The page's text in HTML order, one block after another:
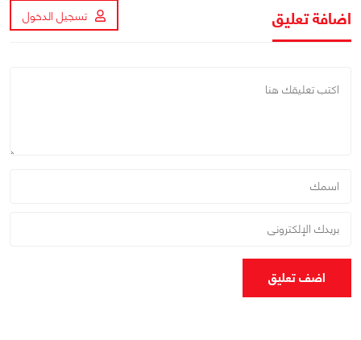
اضافة تعليق تسجيل الدخول
اضف تعليق